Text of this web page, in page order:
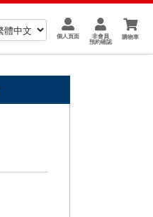
個人頁面 非會員
預約確認
購物車